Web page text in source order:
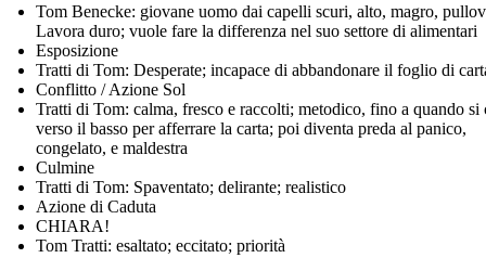
Tom Benecke: giovane uomo dai capelli scuri, alto, magro,
Lavora duro; vuole fare la differenza nel suo settore di alimentari
Esposizione
Tratti di Tom: Desperate; incapace di abbandonare il foglio di
Conflitto / Azione Sol
Tratti di Tom: calma, fresco e raccolti; metodico, fino a quando si
verso il basso per afferrare la carta; poi diventa preda al panico,
congelato, e maldestra
Culmine
Tratti di Tom: Spaventato; delirante; realistico
Azione di Caduta
CHIARA!
Tom Tratti: esaltato; eccitato; priorità